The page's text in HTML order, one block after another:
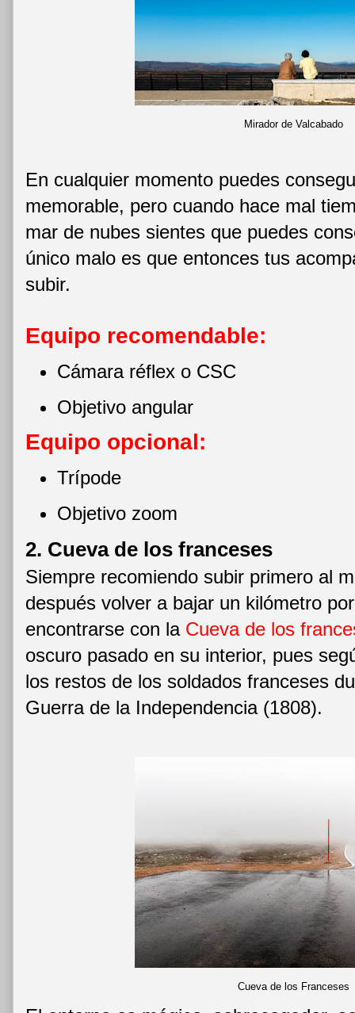
Mirador de Valcabado
En cualquier momento puedes
memorable, pero cuando hace mal
mar de nubes sientes que puedes
único malo es que entonces tus
subir.
Equipo recomendable:
Cámara réflex o CSC
Objetivo angular
Equipo opcional:
Trípode
Objetivo zoom
2. Cueva de los franceses
Siempre recomiendo subir primero al
después volver a bajar un kilómetro
encontrarse con la Cueva de los
oscuro pasado en su interior, pues
los restos de los soldados franceses
Guerra de la Independencia (1808).
Cueva de los Franceses